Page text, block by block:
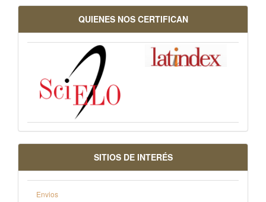
QUIENES NOS CERTIFICAN
SITIOS DE INTERÉS
Envios